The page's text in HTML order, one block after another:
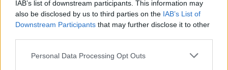
IAB’s list of downstream participants. This information may
also be disclosed by us to third parties on the IAB’s List of
Downstream Participants that may further disclose it to other
Personal Data Processing Opt Outs
vaiko gyvybių išgelbėti nepavyko
Žinios | Lietuvos diena
00:00:57